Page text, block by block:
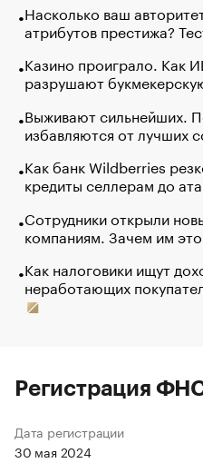
Насколько ваш
атрибутов престижа?
Казино проиграло. Как
разрушают
Выживают сильнейших.
избавляются от лучших
Как банк Wildberries
кредиты селлерам до
Сотрудники открыли
компаниям. Зачем им это
Как налоговики ищут
неработающих
Регистрация
Дата регистрации
30 мая 2024